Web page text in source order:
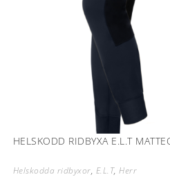
HELSKODD RIDBYXA E.L.T
Helskodda ridbyxor, E.L.T,Herr